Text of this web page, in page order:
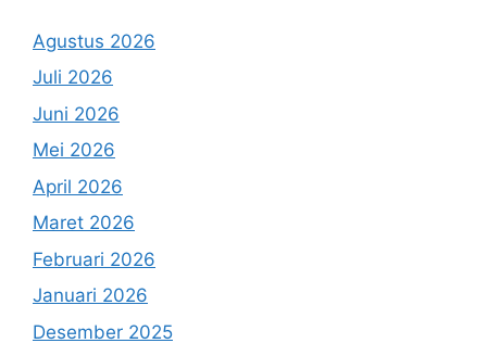
Agustus 2026
Juli 2026
Juni 2026
Mei 2026
April 2026
Maret 2026
Februari 2026
Januari 2026
Desember 2025